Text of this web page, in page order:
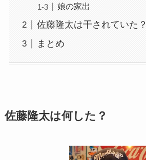
娘の家出
佐藤隆太は干されていた？
まとめ
佐藤隆太は何した？